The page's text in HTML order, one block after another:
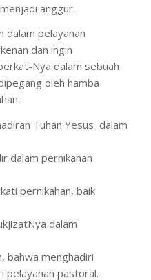
anggur.
dalam pelayanan
dan ingin
Nya dalam sebuah
oleh hamba
Tuhan Yesus dalam
dalam pernikahan
pernikahan, baik
dalam
bahwa menghadiri
pelayanan pastoral.